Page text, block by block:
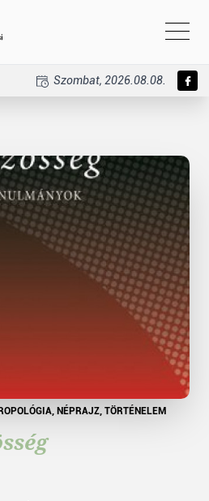
Szombat, 2026.08.08.
, NÉPRAJZ, TÖRTÉNELEM